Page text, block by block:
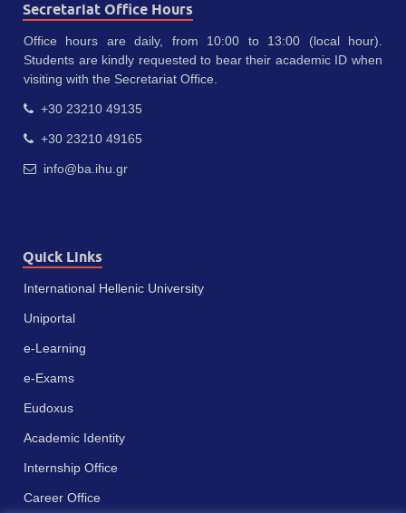
Secretariat Office Hours
Office hours are daily, from 10:00 to 13:00 (local hour).
Students are kindly requested to bear their academic ID when
visiting with the Secretariat Office.
+30 23210 49135
+30 23210 49165
info@ba.ihu.gr
Quick Links
International Hellenic University
Uniportal
e-Learning
e-Exams
Eudoxus
Academic Identity
Internship Office
Career Office